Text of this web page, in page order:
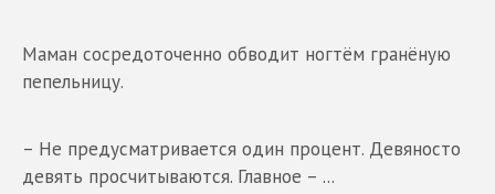
Маман сосредоточенно обводит ногтём гранёную
пепельницу.
– Не предусматривается один процент. Девяносто
девять просчитываются. Главное – ...